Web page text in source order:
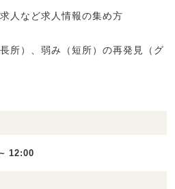
人など求人情報の集め方
所）、弱み（短所）の再発見（グ
12:00